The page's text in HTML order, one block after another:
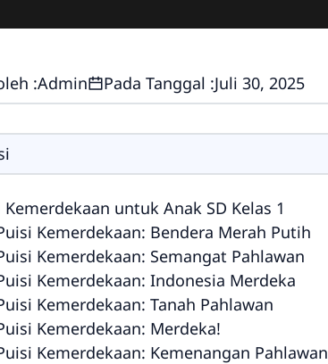
:Admin Pada Tanggal :Juli 30, 2025
Kemerdekaan untuk Anak SD Kelas 1
Kemerdekaan: Bendera Merah Putih
Kemerdekaan: Semangat Pahlawan
Kemerdekaan: Indonesia Merdeka
Kemerdekaan: Tanah Pahlawan
Kemerdekaan: Merdeka!
Kemerdekaan: Kemenangan Pahlawan